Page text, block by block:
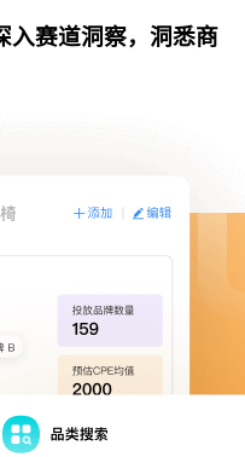
入赛道洞察，洞悉商